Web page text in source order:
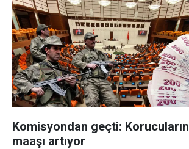
Komisyondan geçti: Korucuların
maaşı artıyor